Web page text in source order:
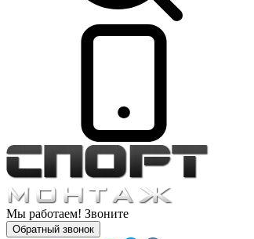
Мы работаем! Звоните
Обратный звонок